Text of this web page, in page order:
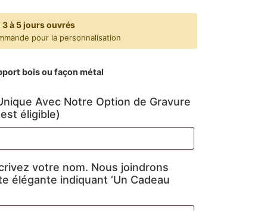
à 5 jours ouvrés
pour la personnalisation
bois ou façon métal
Avec Notre Option de Gravure
éligible)
votre nom. Nous joindrons
élégante indiquant ‘Un Cadeau